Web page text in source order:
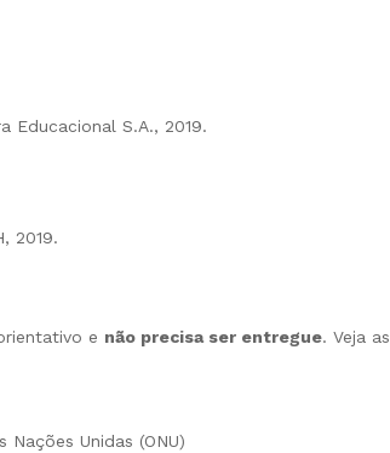
Educacional S.A., 2019.
2019.
e não precisa ser entregue. Veja as
Unidas (ONU)